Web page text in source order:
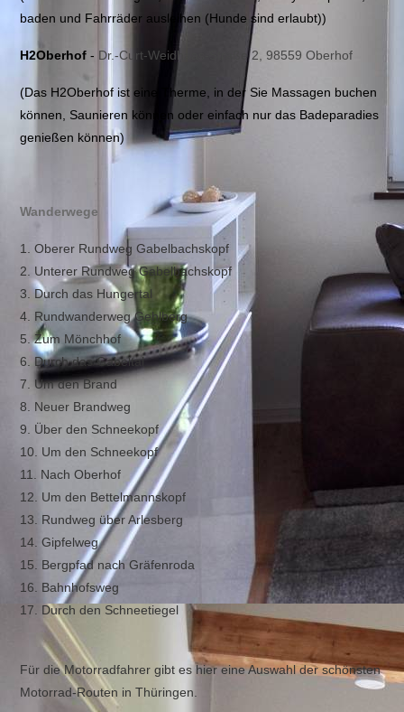
baden und Fahrräder ausleihen (Hunde sind erlaubt))
H2Oberhof - Dr.-Curt-Weidhaas-Straße 2, 98559 Oberhof
(Das H2Oberhof ist eine Therme, in der Sie Massagen buchen
können, Saunieren können oder einfach nur das Badeparadies
genießen können)
Wanderwege
1. Oberer Rundweg Gabelbachskopf
2. Unterer Rundweg Gabelbachskopf
3. Durch das Hungertal
4. Rundwanderweg Gehlberg
5. Zum Mönchhof
6. Durch das Gabeltal
7. Um den Brand
8. Neuer Brandweg
9. Über den Schneekopf
10. Um den Schneekopf
11. Nach Oberhof
12. Um den Bettelmannskopf
13. Rundweg über Arlesberg
14. Gipfelweg
15. Bergpfad nach Gräfenroda
16. Bahnhofsweg
17. Durch den Schneetiegel
Für die Motorradfahrer gibt es hier eine Auswahl der schönsten
Motorrad-Routen in Thüringen.